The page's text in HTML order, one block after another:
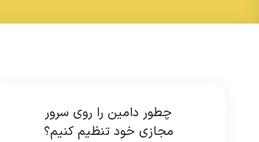
چطور دامین را روی سرور
مجازی خود تنظیم کنیم؟